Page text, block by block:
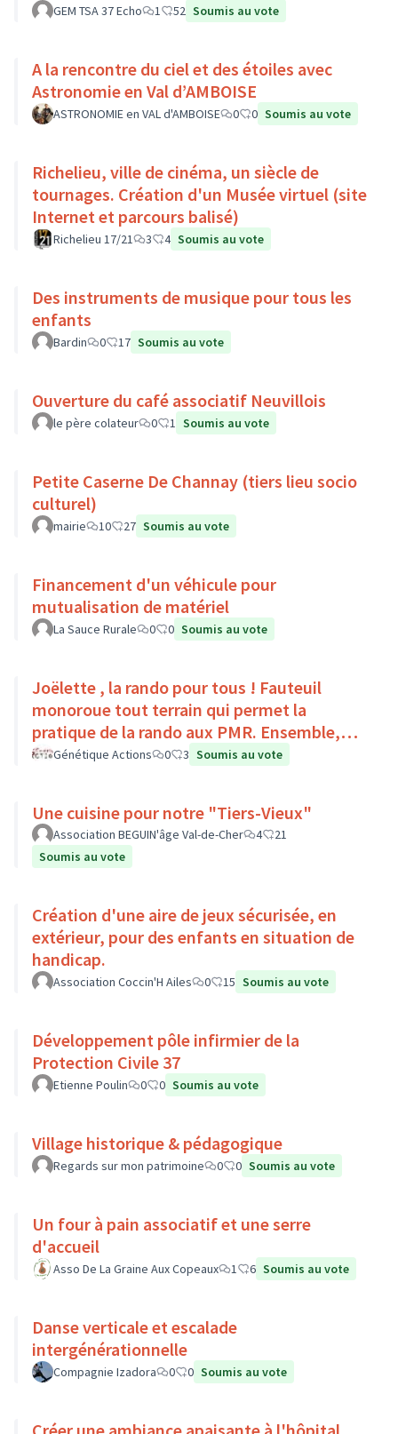
GEM TSA 37 Echo 1 52 Soumis au vote
A la rencontre du ciel et des étoiles avec
Astronomie en Val d’AMBOISE
ASTRONOMIE en VAL d'AMBOISE 0 0 Soumis au vote
Richelieu, ville de cinéma, un siècle de
tournages. Création d'un Musée virtuel (site
Internet et parcours balisé)
Richelieu 17/21 3 4 Soumis au vote
Des instruments de musique pour tous les
enfants
Bardin 0 17 Soumis au vote
Ouverture du café associatif Neuvillois
le père colateur 0 1 Soumis au vote
Petite Caserne De Channay (tiers lieu socio
culturel)
mairie 10 27 Soumis au vote
Financement d'un véhicule pour
mutualisation de matériel
La Sauce Rurale 0 0 Soumis au vote
Joëlette , la rando pour tous ! Fauteuil
monoroue tout terrain qui permet la
pratique de la rando aux PMR. Ensemble,
faisons du sport :)
Génétique Actions 0 3 Soumis au vote
Une cuisine pour notre "Tiers-Vieux"
Association BEGUIN'âge Val-de-Cher 4
21
Soumis au vote
Création d'une aire de jeux sécurisée, en
extérieur, pour des enfants en situation de
handicap.
Association Coccin'H Ailes 0 15 Soumis au vote
Développement pôle infirmier de la
Protection Civile 37
Etienne Poulin 0 0 Soumis au vote
Village historique & pédagogique
Regards sur mon patrimoine 0 0 Soumis au vote
Un four à pain associatif et une serre
d'accueil
Asso De La Graine Aux Copeaux 1 6 Soumis au vote
Danse verticale et escalade
intergénérationnelle
Compagnie Izadora 0 0 Soumis au vote